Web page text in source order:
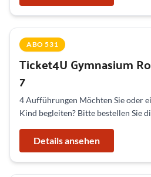
ABO 531
Ticket4U Gymnasium
7
4 Aufführungen Möchten Sie oder
Kind begleiten? Bitte bestellen Sie
Details ansehen